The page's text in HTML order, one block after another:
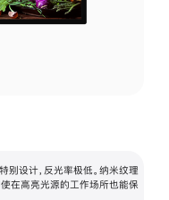
别设计，反光率极低。纳米纹理
在高亮光源的工作场所也能保